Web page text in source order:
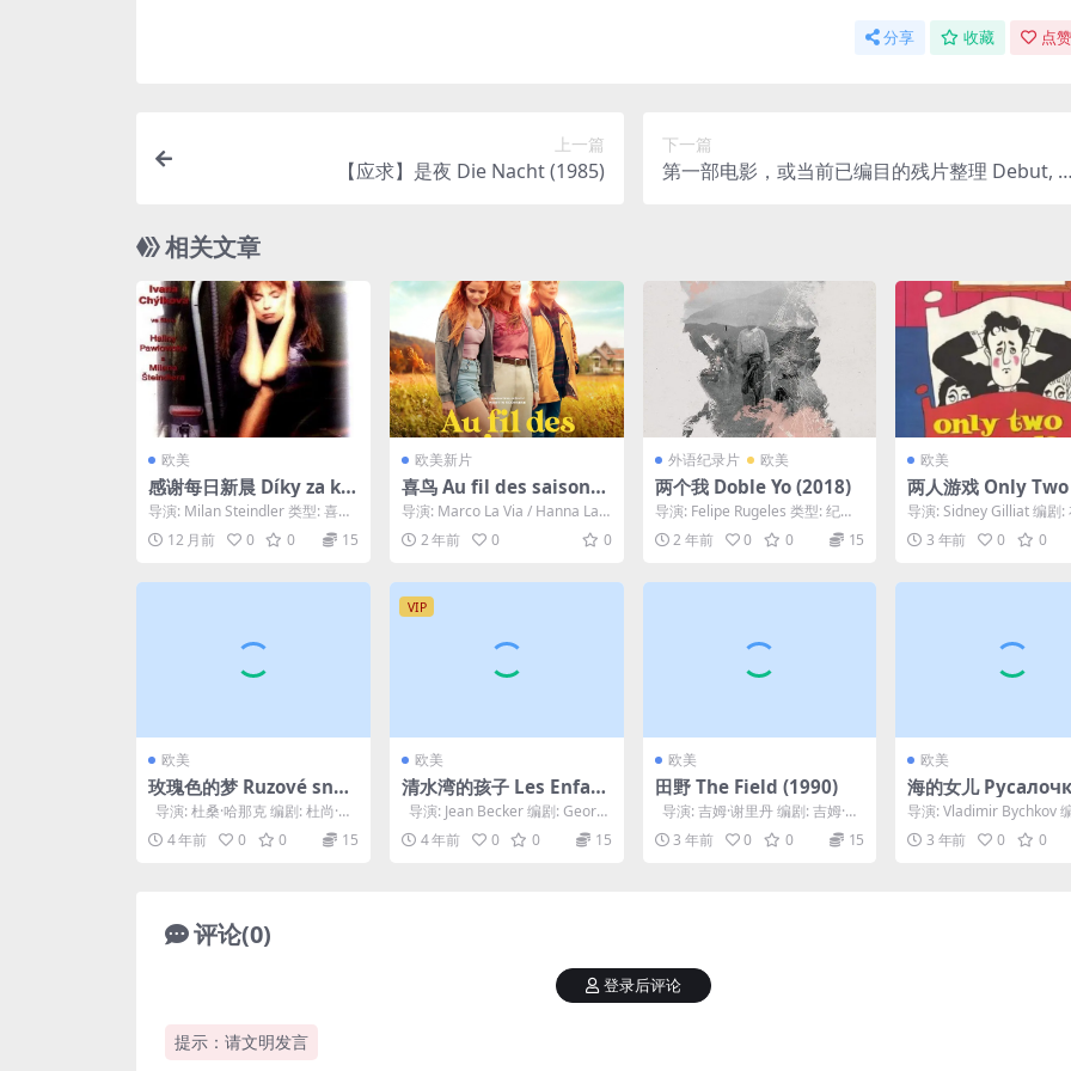
分享 收藏 点
上一篇
【应求】是夜 Die Nacht (1985)
下一篇
第一部电影，或当前已编目的残片整理 Debut, o
相关文章
欧美
感谢每日新晨 Díky za ka
zdé nové ráno (1994)
导演: Milan Steindler 类型: 喜剧
制片国家/地区: 捷克 语...
12 月前 0 0 15
欧美新片
喜鸟 Au fil des saisons
(2024)
导演: Marco La Via / Hanna Lad
oul 主演: 凯瑟琳·...
2 年前 0 0
外语纪录片 欧美
两个我 Doble Yo (2018)
导演: Felipe Rugeles 类型: 纪录
片 制片国家/地区: 哥伦比亚...
2 年前 0 0 15
欧美
两人游戏 Only
Play (1962)
导演: Sidney Gilliat 编剧:
福布斯 / 金斯利·埃米斯...
3 年前 0 0
欧美
玫瑰色的梦 Ruzové sny
(1977)
导演: 杜桑·哈那克 编剧: 杜尚·杜
谢克 / 杜桑·哈那克 主演...
4 年前 0 0 15
VIP
欧美
清水湾的孩子 Les Enfant
s du Marais (1999)
导演: Jean Becker 编剧: Georg
es Montf...
4 年前 0 0 15
欧美
田野 The Field (1990)
导演: 吉姆·谢里丹 编剧: 吉姆·谢
里丹 主演: 理查德·哈里斯...
3 年前 0 0 15
欧美
海的女儿
76)
导演: Vladimir Bychkov
dimir Vitkov...
3 年前 0 0
评论(0)
提示：请文明发言
登录后评论